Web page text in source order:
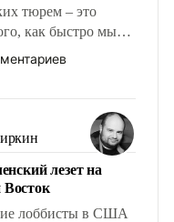
тюрем – это
как быстро мы
по пути
изменений.
фантастики,
обсуждаемой
лезет на
лоббисты в США